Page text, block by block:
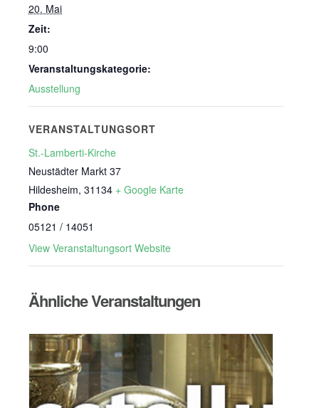
20. Mai
Zeit:
9:00
Veranstaltungskategorie:
Ausstellung
VERANSTALTUNGSORT
St.-Lamberti-Kirche
Neustädter Markt 37
Hildesheim, 31134 + Google Karte
Phone
05121 / 14051
View Veranstaltungsort Website
Ähnliche Veranstaltungen